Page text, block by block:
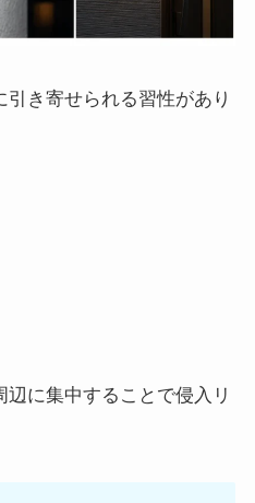
き寄せられる習性があり
に集中することで侵入リ